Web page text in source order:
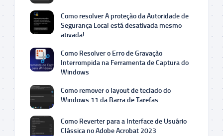
Como resolver A proteção da Autoridade de
Segurança Local está desativada mesmo
ativada!
Como Resolver o Erro de Gravação
Interrompida na Ferramenta de Captura do
Windows
Como remover o layout de teclado do
Windows 11 da Barra de Tarefas
Como Reverter para a Interface de Usuário
Clássica no Adobe Acrobat 2023